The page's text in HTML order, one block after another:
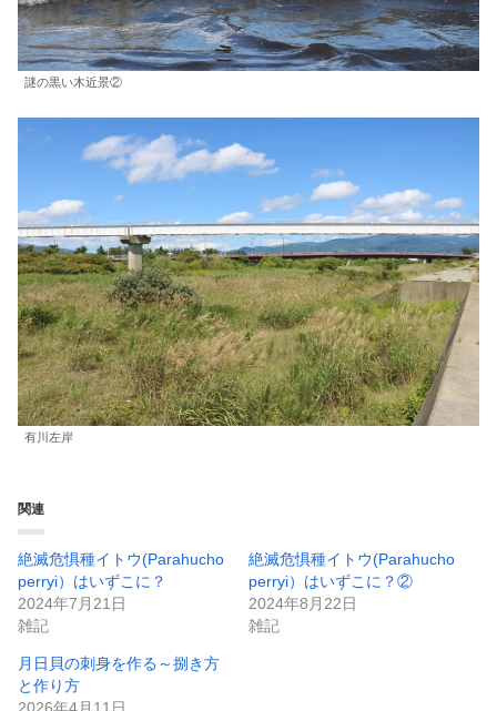
謎の黒い木近景②
有川左岸
関連
絶滅危惧種イトウ(Parahucho
perryi）はいずこに？
2024年7月21日
雑記
絶滅危惧種イトウ(Parahucho
perryi）はいずこに？②
2024年8月22日
雑記
月日貝の刺身を作る～捌き方
と作り方